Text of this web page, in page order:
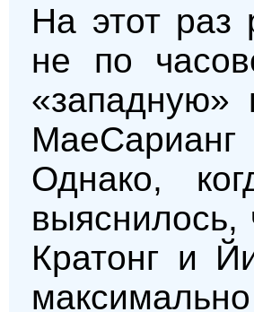
На этот раз
не по
Однако,
Кратонг и